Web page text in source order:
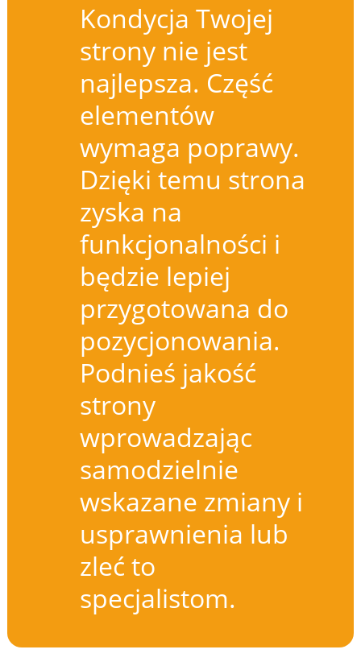
Kondycja Twojej
strony nie jest
najlepsza. Część
elementów
wymaga poprawy.
Dzięki temu strona
zyska na
funkcjonalności i
będzie lepiej
przygotowana do
pozycjonowania.
Podnieś jakość
strony
wprowadzając
samodzielnie
wskazane zmiany i
usprawnienia lub
zleć to
specjalistom.